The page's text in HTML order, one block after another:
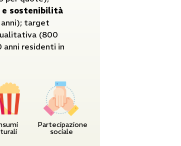
e sostenibilità
anni); target
(800
anni residenti in
Partecipazione
sociale